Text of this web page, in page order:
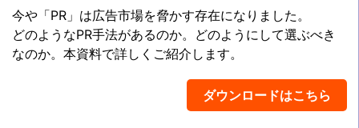
今や「PR」は広告市場を脅かす存在になりました。
どのようなPR手法があるのか。どのようにして選ぶべき
なのか。本資料で詳しくご紹介します。
ダウンロードはこちら